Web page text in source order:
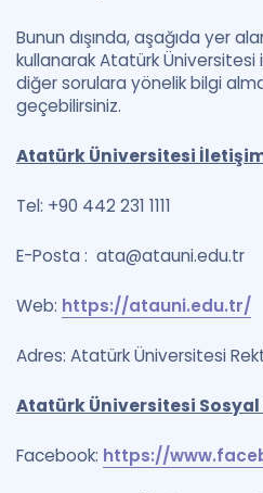
Bunun dışında, aşağıda yer
kullanarak Atatürk Üniversitesi
diğer sorulara yönelik bilgi
geçebilirsiniz.
Atatürk Üniversitesi
Tel: +90 442 231 1111
E-Posta : ata@atauni.edu.tr
Web: https://atauni.edu.tr/
Adres: Atatürk Üniversitesi
Atatürk Üniversitesi Sosyal
Facebook: https://